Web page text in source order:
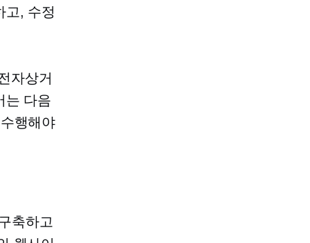
고, 수정
자상거
는 다음
행해야
축하고